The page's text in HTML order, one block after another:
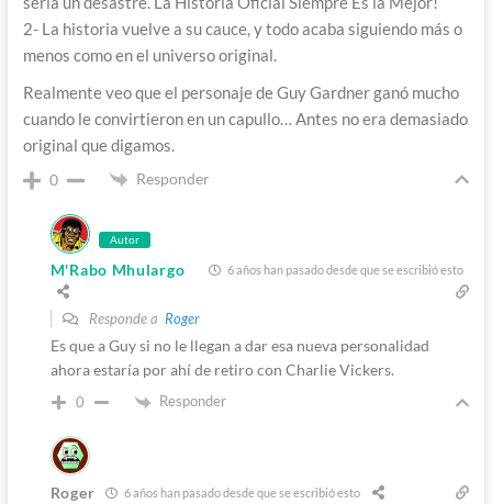
2- La historia vuelve a su cauce, y todo acaba siguiendo más o
menos como en el universo original.
Realmente veo que el personaje de Guy Gardner ganó mucho
cuando le convirtieron en un capullo… Antes no era demasiado
original que digamos.
0 Responder
Autor
M'Rabo Mhulargo 6 años han pasado desde que se escribió esto
Responde a Roger
Es que a Guy si no le llegan a dar esa nueva personalidad
ahora estaría por ahí de retiro con Charlie Vickers.
0 Responder
Roger 6 años han pasado desde que se escribió esto